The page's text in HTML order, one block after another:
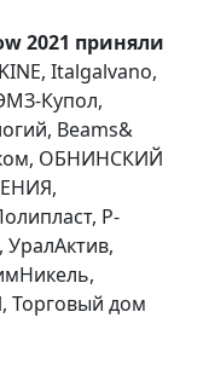
2021 приняли
Italgalvano,
Купол,
Beams&
ОБНИНСКИЙ
Р-
дом